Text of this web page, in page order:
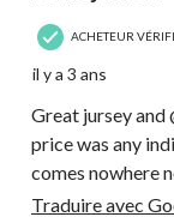
ACHETEUR
il y a 3 ans
Great jursey and
price was any
comes nowhere
Traduire avec